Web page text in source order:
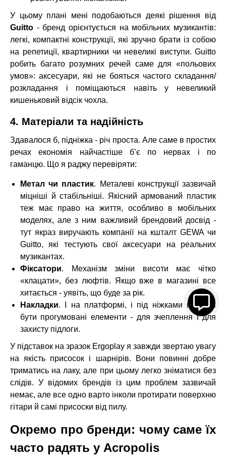
У цьому плані мені подобаються деякі рішення від
Guitto - бренд орієнтується на мобільних музикантів:
легкі, компактні конструкції, які зручно брати із собою
на репетиції, квартирники чи невеликі виступи. Guitto
робить багато розумних речей саме для «польових
умов»: аксесуари, які не бояться частого складання/
розкладання і поміщаються навіть у невеликий
кишеньковий відсік чохла.
4. Матеріали та надійність
Здавалося б, підніжка - річ проста. Але саме в простих
речах економія найчастіше б’є по нервах і по
гаманцю. Що я раджу перевіряти:
Метал чи пластик. Металеві конструкції зазвичай
міцніші й стабільніші. Якісний армований пластик
теж має право на життя, особливо в мобільних
моделях, але з ним важливий брендовий досвід -
тут якраз виручають компанії на кшталт GEWA чи
Guitto, які тестують свої аксесуари на реальних
музикантах.
Фіксатори. Механізм зміни висоти має чітко
«клацати», без люфтів. Якщо вже в магазині все
хитається - уявіть, що буде за рік.
Накладки. І на платформі, і під ніжками повинні
бути прогумовані елементи - для зчеплення і для
захисту підлоги.
У підставок на зразок Ergoplay я завжди звертаю увагу
на якість присосок і шарнірів. Вони повинні добре
триматись на лаку, але при цьому легко зніматися без
слідів. У відомих брендів із цим проблем зазвичай
немає, але все одно варто інколи протирати поверхню
гітари й самі присоски від пилу.
Окремо про бренди: чому саме їх
часто радять у Acropolis